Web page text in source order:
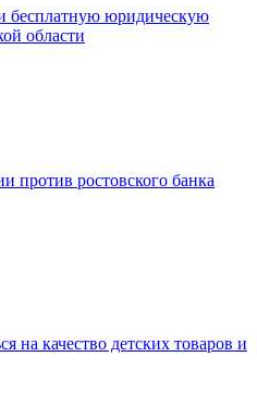
бесплатную юридическую
области
против ростовского банка
на качество детских товаров и